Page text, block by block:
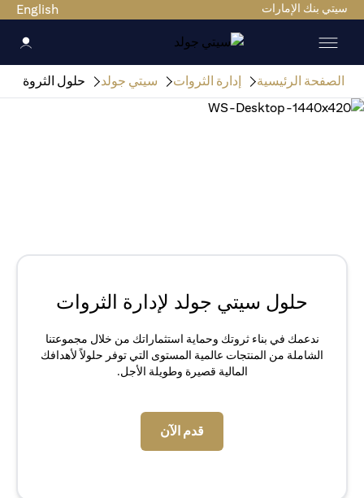
سيتي بنك الإمارات English
الصفحة الرئيسية إدارة الثروات سيتي جولد حلول الثروة
حلول سيتي جولد لإدارة الثروات
ندعمك في بناء ثروتك وحماية استثماراتك من خلال مجموعتنا
الشاملة من المنتجات عالمية المستوى التي توفر حلولاً لأهدافك
المالية قصيرة وطويلة الأجل.
قدم الآن